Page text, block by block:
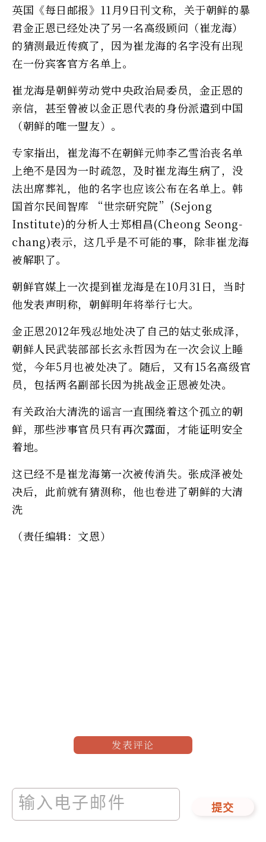
英国《每日邮报》11月9日刊文称，关于朝鲜的暴
君金正恩已经处决了另一名高级顾问（崔龙海）
的猜测最近传疯了，因为崔龙海的名字没有出现
在一份宾客官方名单上。
崔龙海是朝鲜劳动党中央政治局委员，金正恩的
亲信，甚至曾被以金正恩代表的身份派遣到中国
（朝鲜的唯一盟友）。
专家指出，崔龙海不在朝鲜元帅李乙雪治丧名单
上绝不是因为一时疏忽，及时崔龙海生病了，没
法出席葬礼，他的名字也应该公布在名单上。韩
国首尔民间智库 “世宗研究院”(Sejong
Institute)的分析人士郑相昌(Cheong Seong-
chang)表示，这几乎是不可能的事，除非崔龙海
被解职了。
朝鲜官媒上一次提到崔龙海是在10月31日，当时
他发表声明称，朝鲜明年将举行七大。
金正恩2012年残忍地处决了自己的姑丈张成泽，
朝鲜人民武装部部长玄永哲因为在一次会议上睡
觉，今年5月也被处决了。随后，又有15名高级官
员，包括两名副部长因为挑战金正恩被处决。
有关政治大清洗的谣言一直围绕着这个孤立的朝
鲜，那些涉事官员只有再次露面，才能证明安全
着地。
这已经不是崔龙海第一次被传消失。张成泽被处
决后，此前就有猜测称，他也卷进了朝鲜的大清
洗
（责任编辑：文恩）
发表评论
提交